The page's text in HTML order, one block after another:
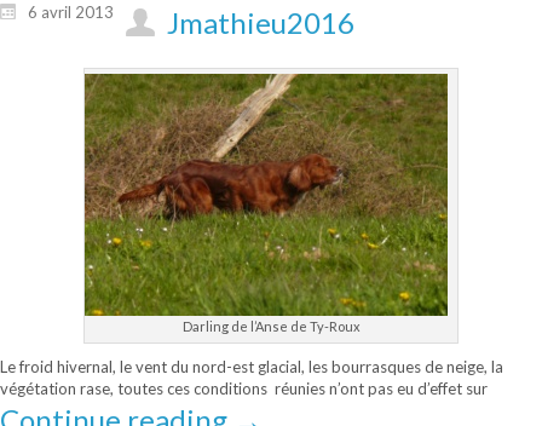
6 avril 2013 Jmathieu2016
Darling de l’Anse de Ty-Roux
Le froid hivernal, le vent du nord-est glacial, les bourrasques de neige, la
végétation rase, toutes ces conditions réunies n’ont pas eu d’effet sur